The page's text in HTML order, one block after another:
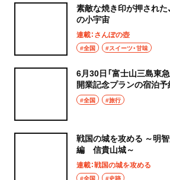
素敵な焼き印が押された
の小宇宙
連載：さんぽの壺
#全国 #スイーツ・甘味
6月30日「富士山三島東
開業記念プランの宿泊
#全国 #旅行
戦国の城を攻める ～明
編 信貴山城～
連載：戦国の城を攻める
#全国 #史跡